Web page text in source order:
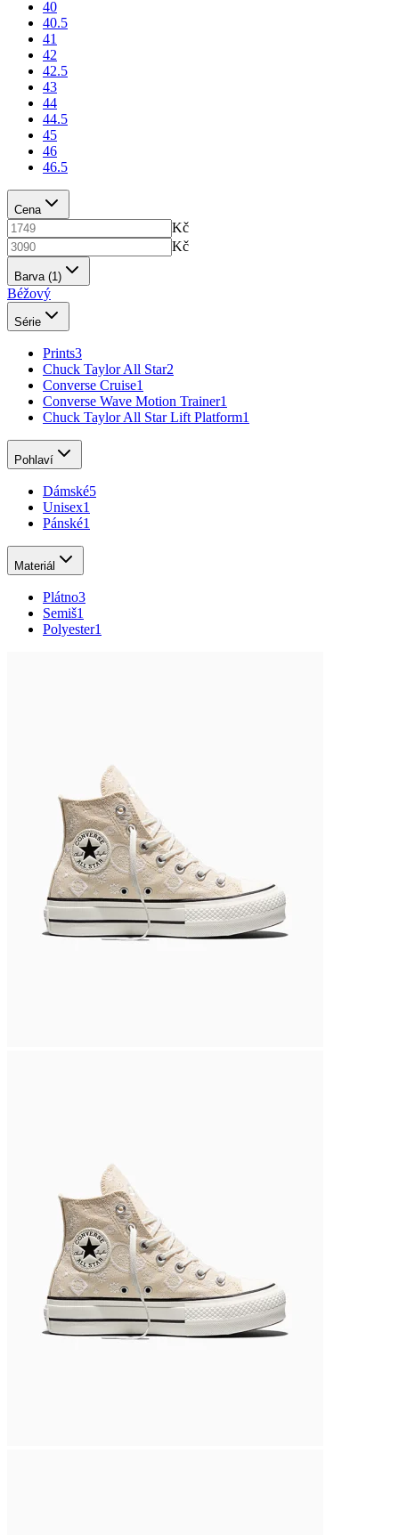
40
40.5
41
42
42.5
43
44
44.5
45
46
46.5
Cena
Kč
Kč
Barva (1)
Béžový
Série
Prints3
Chuck Taylor All Star2
Converse Cruise1
Converse Wave Motion Trainer1
Chuck Taylor All Star Lift Platform1
Pohlaví
Dámské5
Unisex1
Pánské1
Materiál
Plátno3
Semiš1
Polyester1